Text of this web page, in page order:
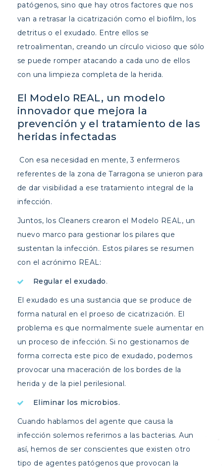
patógenos, sino que hay otros factores que nos
van a retrasar la cicatrización como el biofilm, los
detritus o el exudado. Entre ellos se
retroalimentan, creando un círculo vicioso que sólo
se puede romper atacando a cada uno de ellos
con una limpieza completa de la herida.
El Modelo REAL, un modelo
innovador que mejora la
prevención y el tratamiento de las
heridas infectadas
Con esa necesidad en mente, 3 enfermeros
referentes de la zona de Tarragona se unieron para
de dar visibilidad a ese tratamiento integral de la
infección.
Juntos, los Cleaners crearon el Modelo REAL, un
nuevo marco para gestionar los pilares que
sustentan la infección. Estos pilares se resumen
con el acrónimo REAL:
Regular el exudado.
El exudado es una sustancia que se produce de
forma natural en el proeso de cicatrización. El
problema es que normalmente suele aumentar en
un proceso de infección. Si no gestionamos de
forma correcta este pico de exudado, podemos
provocar una maceración de los bordes de la
herida y de la piel perilesional.
Eliminar los microbios.
Cuando hablamos del agente que causa la
infección solemos referirnos a las bacterias. Aun
así, hemos de ser conscientes que existen otro
tipo de agentes patógenos que provocan la